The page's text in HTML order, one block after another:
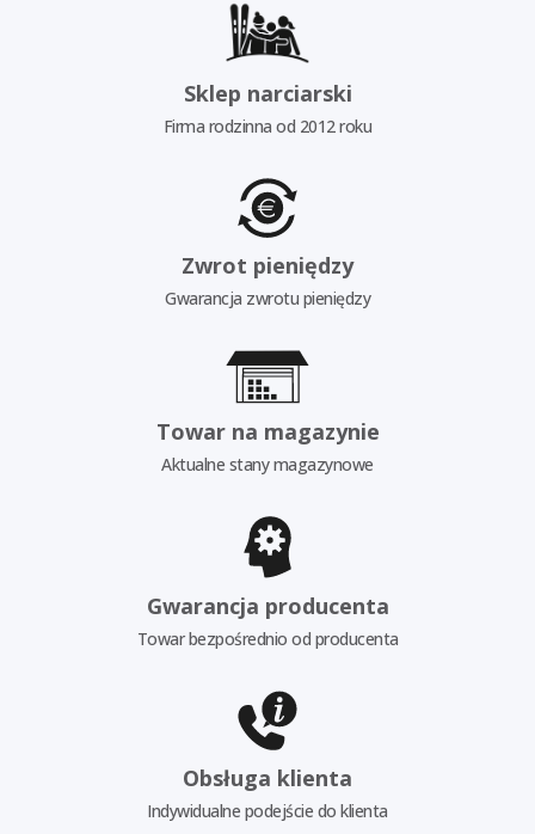
Sklep narciarski
Firma rodzinna od 2012 roku
Zwrot pieniędzy
Gwarancja zwrotu pieniędzy
Towar na magazynie
Aktualne stany magazynowe
Gwarancja producenta
Towar bezpośrednio od producenta
Obsługa klienta
Indywidualne podejście do klienta